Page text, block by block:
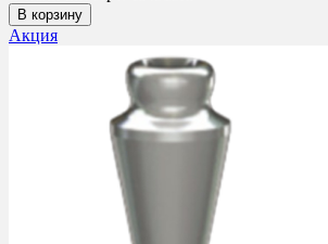
В корзину
Акция